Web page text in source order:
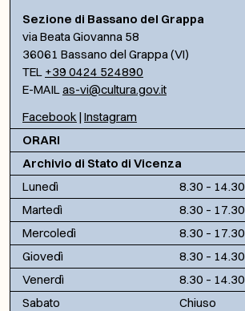
Sezione di Bassano del Grappa
via Beata Giovanna 58
36061 Bassano del Grappa (VI)
TEL +39 0424 524890
E-MAILas-vi@cultura.gov.it
Facebook | Instagram
ORARI
Archivio di Stato di Vicenza
Lunedì
8.30 – 14.30
Martedì
8.30 – 17.30
Mercoledì
8.30 – 17.30
Giovedì
8.30 – 14.30
Venerdì
8.30 – 14.30
Sabato
Chiuso